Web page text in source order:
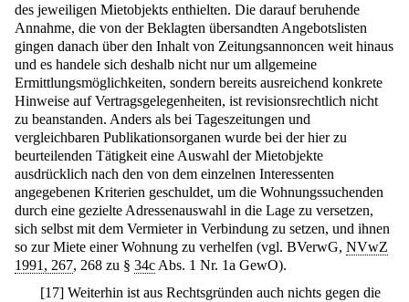
des jeweiligen Mietobjekts enthielten. Die darauf beruhende
Annahme, die von der Beklagten übersandten Angebotslisten
gingen danach über den Inhalt von Zeitungsannoncen weit hinaus
und es handele sich deshalb nicht nur um allgemeine
Ermittlungsmöglichkeiten, sondern bereits ausreichend konkrete
Hinweise auf Vertragsgelegenheiten, ist revisionsrechtlich nicht
zu beanstanden. Anders als bei Tageszeitungen und
vergleichbaren Publikationsorganen wurde bei der hier zu
beurteilenden Tätigkeit eine Auswahl der Mietobjekte
ausdrücklich nach den von dem einzelnen Interessenten
angegebenen Kriterien geschuldet, um die Wohnungssuchenden
durch eine gezielte Adressenauswahl in die Lage zu versetzen,
sich selbst mit dem Vermieter in Verbindung zu setzen, und ihnen
so zur Miete einer Wohnung zu verhelfen (vgl. BVerwG, NVwZ
1991, 267, 268 zu § 34c Abs. 1 Nr. 1a GewO).
[17] Weiterhin ist aus Rechtsgründen auch nichts gegen die